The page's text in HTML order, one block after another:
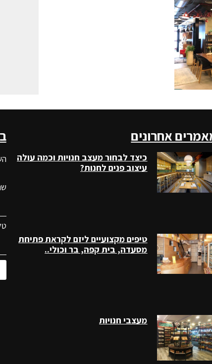
אחרונים
כיצד לבחור מעצב חנויות וכמה עולה
עיצוב פנים לחנות?
טיפים מקצועיים ליזם לקראת פתיחת
מסעדה, בית קפה, בר וכולי..
מעצבי חנויות